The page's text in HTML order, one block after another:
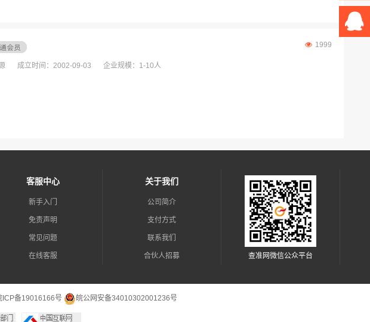
成立时间：2002-09-03 企业规模：1-10人
1999
客服中心
新手入门
免责声明
常见问题
在线客服
关于我们
公司简介
支付方式
联系我们
合伙人招募 查准网微信公众平台
ICP备19016166号 皖公网安备34010302001236号